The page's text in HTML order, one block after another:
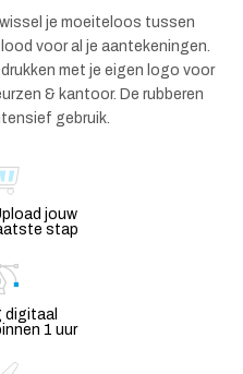
je moeiteloos tussen
voor al je aantekeningen.
met je eigen logo voor
& kantoor. De rubberen
gebruik.
jouw
stap
digitaal
1 uur